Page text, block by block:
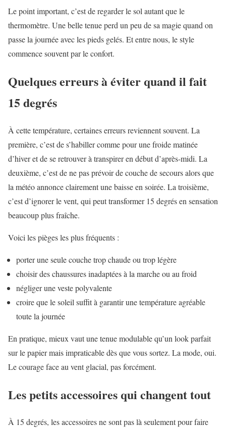
Le point important, c’est de regarder le sol autant que le
thermomètre. Une belle tenue perd un peu de sa magie quand on
passe la journée avec les pieds gelés. Et entre nous, le style
commence souvent par le confort.
Quelques erreurs à éviter quand il fait
15 degrés
À cette température, certaines erreurs reviennent souvent. La
première, c’est de s’habiller comme pour une froide matinée
d’hiver et de se retrouver à transpirer en début d’après-midi. La
deuxième, c’est de ne pas prévoir de couche de secours alors que
la météo annonce clairement une baisse en soirée. La troisième,
c’est d’ignorer le vent, qui peut transformer 15 degrés en sensation
beaucoup plus fraîche.
Voici les pièges les plus fréquents :
porter une seule couche trop chaude ou trop légère
choisir des chaussures inadaptées à la marche ou au froid
négliger une veste polyvalente
croire que le soleil suffit à garantir une température agréable
toute la journée
En pratique, mieux vaut une tenue modulable qu’un look parfait
sur le papier mais impraticable dès que vous sortez. La mode, oui.
Le courage face au vent glacial, pas forcément.
Les petits accessoires qui changent tout
À 15 degrés, les accessoires ne sont pas là seulement pour faire